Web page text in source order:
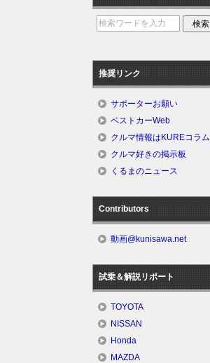
推奨リンク
サポーターお願い
ベストカーWeb
クルマ情報はKUREコラム
クルマ好きの掲示板
くるまのニュース
Contributors
動画@kunisawa.net
試乗＆解説リポート
TOYOTA
NISSAN
Honda
MAZDA